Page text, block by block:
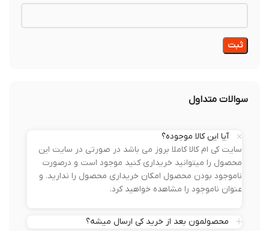
سوالات متداول
آیا این کالا موجوده؟
سایت کی ام کالا کاملا بروز می باشد در صورتی در سایت این
محصول را میتوانید خریداری کنید موجود است و درصورت
ناموجود بودن محصول امکان خریداری محصول را ندارید. و
عنوان ناموجود را مشاهده خواهید کرد.
محصولمون بعد از خرید کی ارسال میشه؟